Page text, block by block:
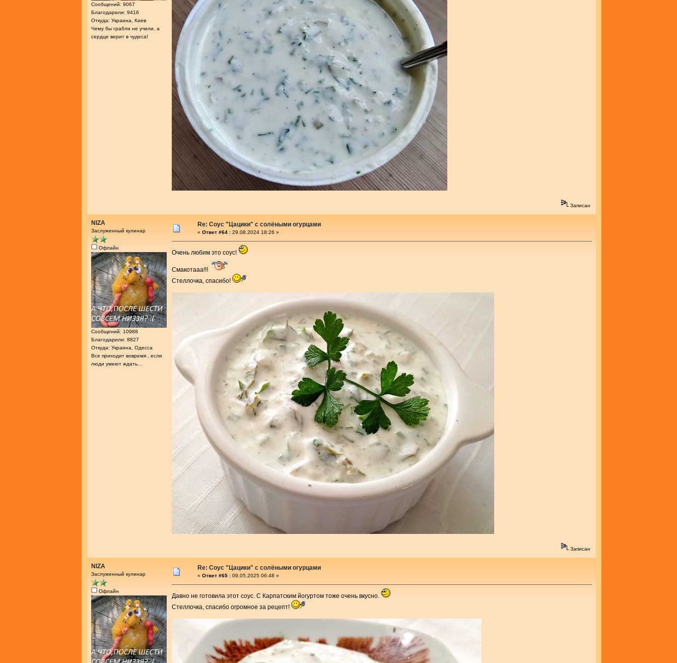
Сообщений: 9067
Благодарили: 9416
Откуда: Украина, Киев
Чему бы грабли не учили, а
сердце верит в чудеса!
Записан
NIZA
Заслуженный кулинар
Офлайн
Сообщений: 10988
Благодарили: 8827
Откуда: Украина, Одесса
Все приходит вовремя , если
люди умеют ждать...
Re: Соус "Цацики" с солёными огурцами
« Ответ #64 : 29.08.2024 18:26 »
Очень любим это соус!
Смакотааа!!!
Стеллочка, спасибо!
Записан
NIZA
Заслуженный кулинар
Офлайн
Re: Соус "Цацики" с солёными огурцами
« Ответ #65 : 09.05.2025 06:48 »
Давно не готовила этот соус. С Карпатским йогуртом тоже очень вкусно.
Стеллочка, спасибо огромное за рецепт!